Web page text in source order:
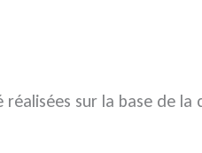
sur la base de